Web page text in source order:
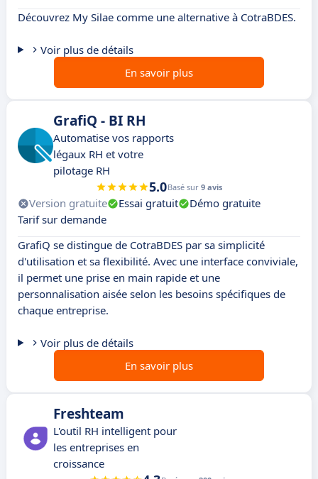
Découvrez My Silae comme une alternative à CotraBDES.
Voir plus de détails
En savoir plus
GrafiQ - BI RH
Automatise vos rapports
légaux RH et votre
pilotage RH
5.0Basé sur 9 avis
Version gratuite Essai gratuit
Démo gratuite
Tarif sur demande
GrafiQ se distingue de CotraBDES par sa simplicité
d'utilisation et sa flexibilité. Avec une interface conviviale,
il permet une prise en main rapide et une
personnalisation aisée selon les besoins spécifiques de
chaque entreprise.
Voir plus de détails
En savoir plus
Freshteam
L'outil RH intelligent pour
les entreprises en
croissance